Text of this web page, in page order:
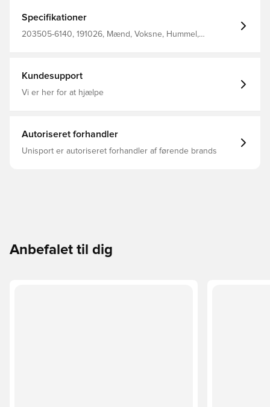
hummel® logo, så får du det fulde professionelle look.
Specifikationer
203505-6140, 191026, Mænd, Voksne, Hummel,
Kundesupport
Vi er her for at hjælpe
Autoriseret forhandler
Unisport er autoriseret forhandler af førende brands
Anbefalet til dig